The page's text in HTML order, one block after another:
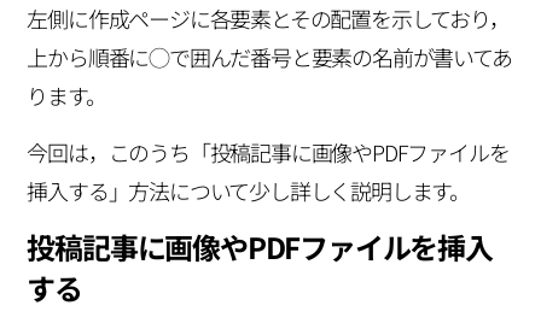
左側に作成ページに各要素とその配置を示しており，
上から順番に◯で囲んだ番号と要素の名前が書いてあ
ります。
今回は，このうち「投稿記事に画像やPDFファイルを
挿入する」方法について少し詳しく説明します。
投稿記事に画像やPDFファイルを挿入
する